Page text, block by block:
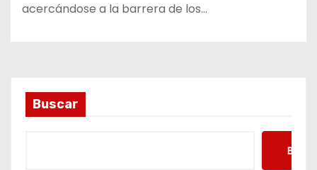
acercándose a la barrera de los…
Buscar